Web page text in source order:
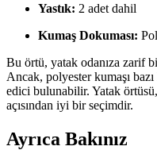
Yastık: 2 adet dahil
Kumaş Dokuması:
Bu örtü, yatak odanıza zarif
Ancak, polyester kumaşı bazı
edici bulunabilir. Yatak
açısından iyi bir seçimdir.
Ayrıca Bakınız